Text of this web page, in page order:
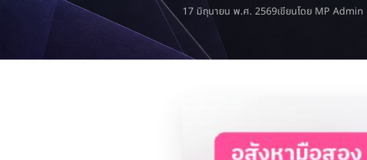
17 มิถุนายน พ.ศ. 2569เขียนโดย MP Admin